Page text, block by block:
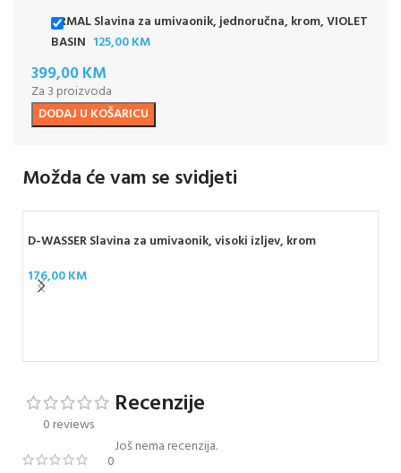
ARMAL Slavina za umivaonik, jednoručna, krom, VIOLET
BASIN 125,00KM
399,00KM
Za 3 proizvoda
DODAJ U KOŠARICU
Možda će vam se svidjeti
D-WASSER Slavina za umivaonik, visoki izljev, krom
176,00KM
0 reviews
0
Recenzije
Još nema recenzija.